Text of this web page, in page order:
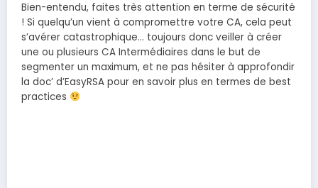
Bien-entendu, faites très attention en terme de sécurité
! Si quelqu’un vient à compromettre votre CA, cela peut
s’avérer catastrophique… toujours donc veiller à créer
une ou plusieurs CA Intermédiaires dans le but de
segmenter un maximum, et ne pas hésiter à approfondir
la doc’ d’EasyRSA pour en savoir plus en termes de best
practices